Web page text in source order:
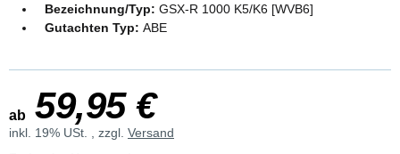
Bezeichnung/Typ: GSX-R 1000 K5/K6 [WVB6]
Gutachten Typ: ABE
ab 59,95 €
inkl. 19% USt. , zzgl. Versand